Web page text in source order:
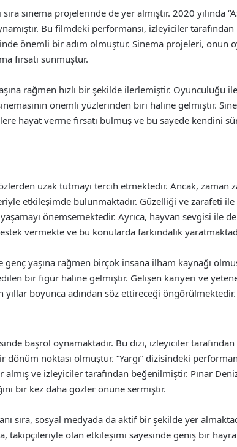
sinema projelerinde de yer almıştır. 2020 yılında
Bu filmdeki performansı, izleyiciler tarafından
önemli bir adım olmuştur. Sinema projeleri, onun
fırsatı sunmuştur.
rağmen hızlı bir şekilde ilerlemiştir. Oyunculuğu ile
önemli yüzlerinden biri haline gelmiştir.
hayat verme fırsatı bulmuş ve bu sayede kendini
uzak tutmayı tercih etmektedir. Ancak, zaman
etkileşimde bulunmaktadır. Güzelliği ve zarafeti
önemsemektedir. Ayrıca, hayvan sevgisi ile
vermekte ve bu konularda farkındalık
genç yaşına rağmen birçok insana ilham kaynağı
bir figür haline gelmiştir. Gelişen kariyeri ve
yıllar boyunca adından söz ettireceği öngörülmektedir.
başrol oynamaktadır. Bu dizi, izleyiciler
dönüm noktası olmuştur. “Yargı” dizisindeki
ve izleyiciler tarafından beğenilmiştir. Pınar
bir kez daha gözler önüne sermiştir.
sıra, sosyal medyada da aktif bir şekilde yer
takipçileriyle olan etkileşimi sayesinde geniş bir